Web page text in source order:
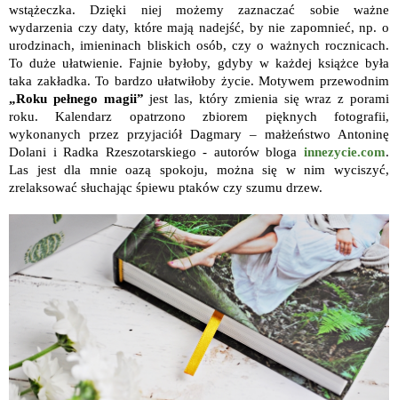
wstążeczka. Dzięki niej możemy zaznaczać sobie ważne
wydarzenia czy daty, które mają nadejść, by nie zapomnieć, np. o
urodzinach, imieninach bliskich osób, czy o ważnych rocznicach.
To duże ułatwienie. Fajnie byłoby, gdyby w każdej książce była
taka zakładka. To bardzo ułatwiłoby życie. Motywem przewodnim
„Roku pełnego magii”jest las, który zmienia się wraz z porami
roku. Kalendarz opatrzono zbiorem pięknych fotografii,
wykonanych przez przyjaciół Dagmary – małżeństwo Antoninę
Dolani i Radka Rzeszotarskiego - autorów bloga innezycie.com.
Las jest dla mnie oazą spokoju, można się w nim wyciszyć,
zrelaksować słuchając śpiewu ptaków czy szumu drzew.